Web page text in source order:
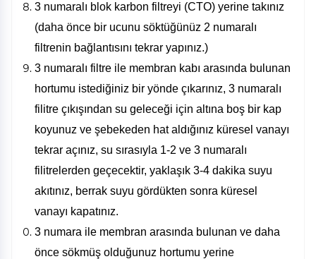
3 numaralı blok karbon filtreyi (CTO) yerine takınız
(daha önce bir ucunu söktüğünüz 2 numaralı
filtrenin bağlantısını tekrar yapınız.)
3 numaralı filtre ile membran kabı arasında bulunan
hortumu istediğiniz bir yönde çıkarınız, 3 numaralı
filitre çıkışından su geleceği için altına boş bir kap
koyunuz ve şebekeden hat aldığınız küresel vanayı
tekrar açınız, su sırasıyla 1-2 ve 3 numaralı
filitrelerden geçecektir, yaklaşık 3-4 dakika suyu
akıtınız, berrak suyu gördükten sonra küresel
vanayı kapatınız.
3 numara ile membran arasında bulunan ve daha
önce sökmüş olduğunuz hortumu yerine